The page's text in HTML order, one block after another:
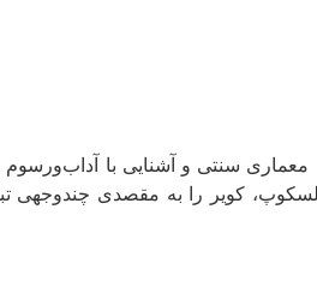
معماری سنتی و آشنایی با
کویر را به مقصدی چندوجهی